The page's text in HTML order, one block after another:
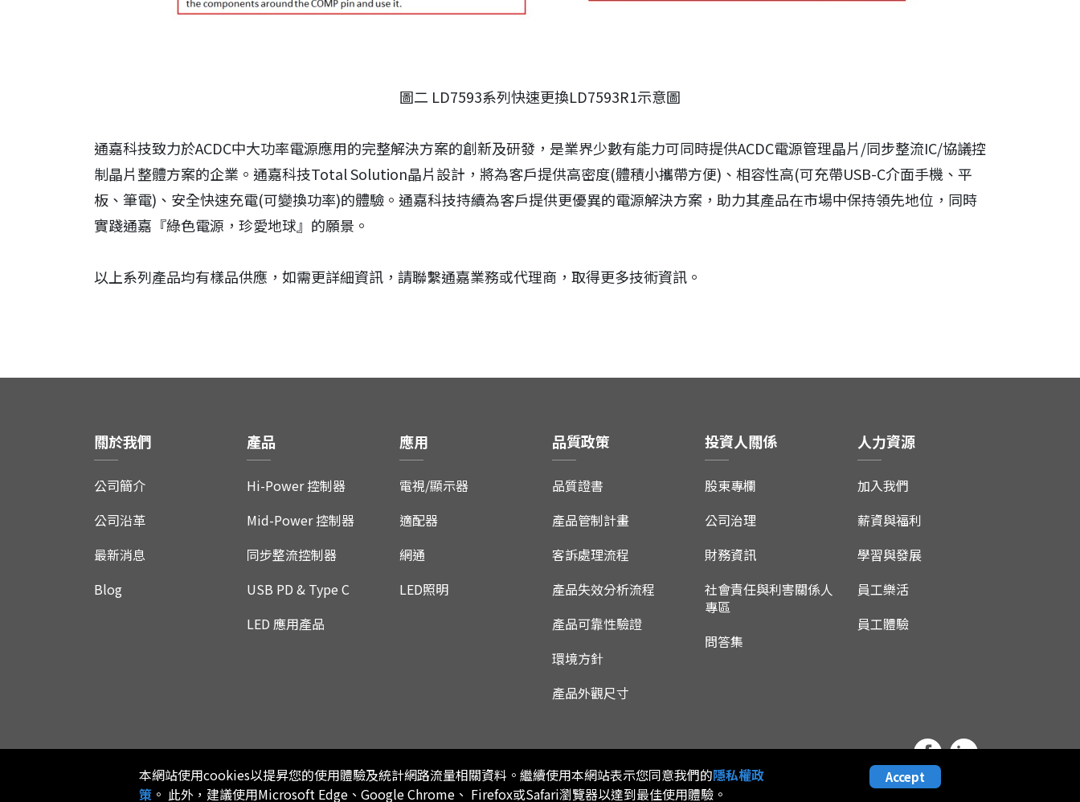
圖二 LD7593系列快速更換LD7593R1示意圖
通嘉科技致力於ACDC中大功率電源應用的完整解決方案的創新及研發，是業界少數有能力可同時提供ACDC電源管理晶片/同步整流IC/協議控
制晶片整體方案的企業。通嘉科技Total Solution晶片設計，將為客戶提供高密度(體積小攜帶方便)、相容性高(可充帶USB-C介面手機、平
板、筆電)、安全快速充電(可變換功率)的體驗。通嘉科技持續為客戶提供更優異的電源解決方案，助力其產品在市場中保持領先地位，同時
實踐通嘉『綠色電源，珍愛地球』的願景。
以上系列產品均有樣品供應，如需更詳細資訊，請聯繫通嘉業務或代理商，取得更多技術資訊。
關於我們
公司簡介
公司沿革
最新消息
Blog
產品
Hi-Power 控制器
Mid-Power 控制器
同步整流控制器
USB PD & Type C
LED 應用產品
應用
電視/顯示器
適配器
網通
LED照明
品質政策
品質證書
產品管制計畫
客訴處理流程
產品失效分析流程
產品可靠性驗證
環境方針
產品外觀尺寸
投資人關係
股東專欄
公司治理
財務資訊
社會責任與利害關係人
專區
問答集
人力資源
加入我們
薪資與福利
學習與發展
員工樂活
員工體驗
網站地圖 隱私權政策
本網站使用cookies以提昇您的使用體驗及統計網路流量相關資料。繼續使用本網站表示您同意我們的隱私權政
策 。 此外，建議使用Microsoft Edge、Google Chrome、 Firefox或Safari瀏覽器以達到最佳使用體驗。
Accept